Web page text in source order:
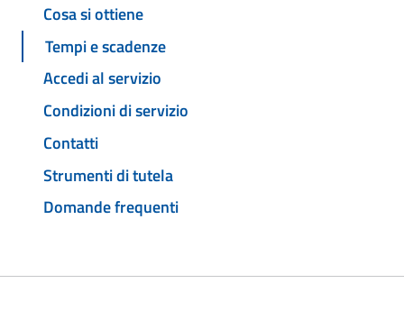
Cosa si ottiene
Tempi e scadenze
Accedi al servizio
Condizioni di servizio
Contatti
Strumenti di tutela
Domande frequenti